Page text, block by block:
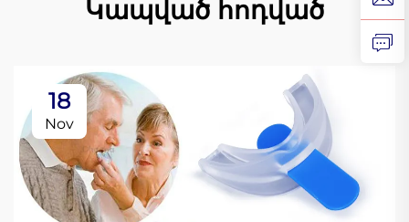
Կապված հոդված
18
Nov